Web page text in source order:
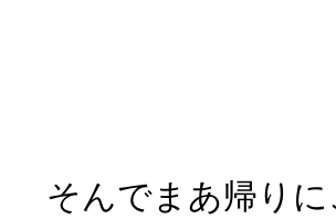
そんでまあ帰りに